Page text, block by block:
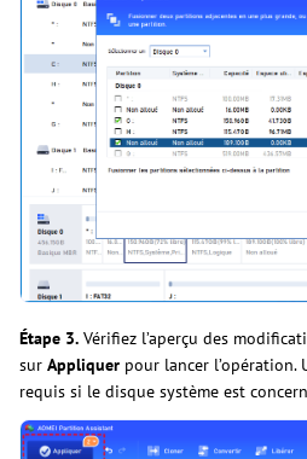
Étape 3. Vérifiez l’aperçu des
sur Appliquer pour lancer l’opération.
requis si le disque système est